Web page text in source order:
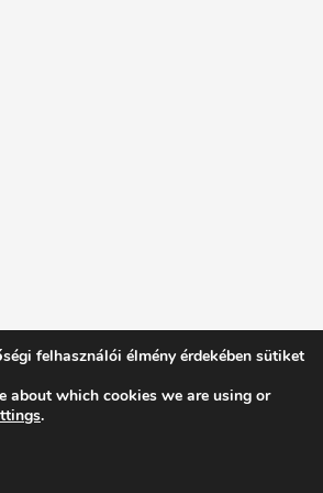
- Proudly powered by WordPress
felhasználói élmény érdekében sütiket
about which cookies we are using or
.